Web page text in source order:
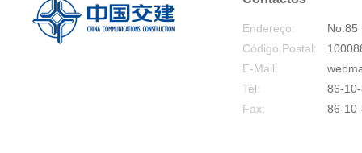
Endereço:
No.85
Código Postal:
E-Mail:
Tel:
86-
Fax:
86-